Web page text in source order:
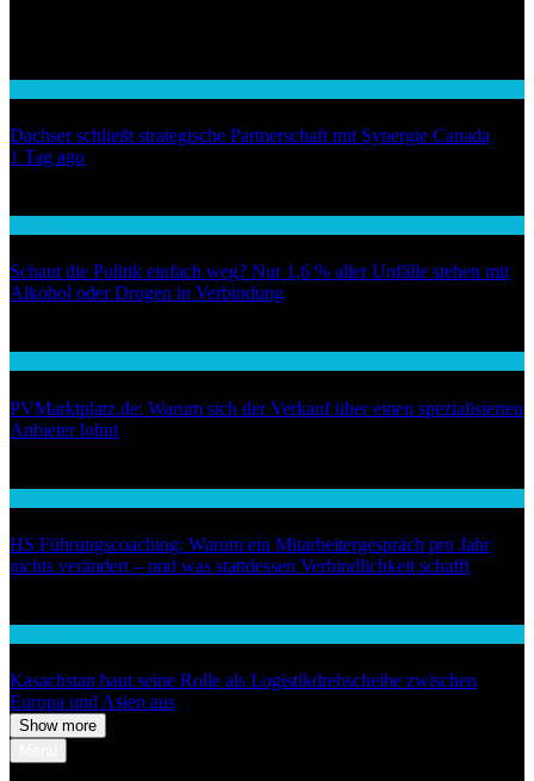
Dachser schließt strategische Partnerschaft mit Synergie Canada
1 Tag ago
Schaut die Politik einfach weg? Nur 1,6 % aller Unfälle stehen mit
Alkohol oder Drogen in Verbindung
PVMarktplatz.de: Warum sich der Verkauf über einen spezialisierten
Anbieter lohnt
HS Führungscoaching: Warum ein Mitarbeitergespräch pro Jahr
nichts verändert – und was stattdessen Verbindlichkeit schafft
Kasachstan baut seine Rolle als Logistikdrehscheibe zwischen
Europa und Asien aus
Show more